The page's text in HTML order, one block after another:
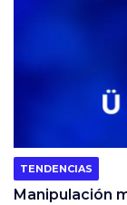
TENDENCIAS
Manipulación